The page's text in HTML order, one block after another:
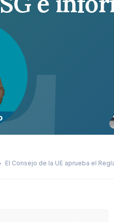
El Consejo de la UE aprueba el